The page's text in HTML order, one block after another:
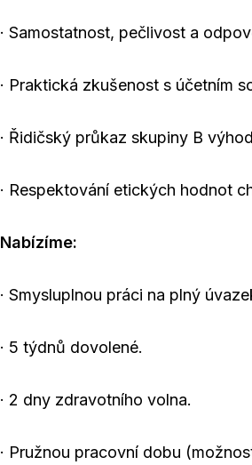
· Samostatnost, pečlivost a
· Praktická zkušenost s účetním
· Řidičský průkaz skupiny B
· Respektování etických hodnot
Nabízíme:
· Smysluplnou práci na plný
· 5 týdnů dovolené.
· 2 dny zdravotního volna.
· Pružnou pracovní dobu